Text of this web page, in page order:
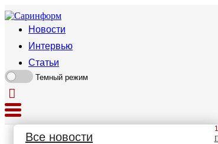
Новости
Интервью
Статьи
Темный режим
Все новости